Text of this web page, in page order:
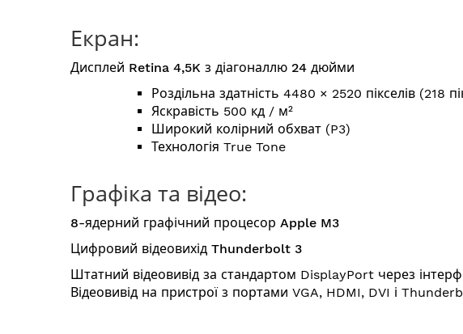
Екран:
Дисплей Retina 4,5K з діагоналлю 24 дюйми
Роздільна здатність 4480 × 2520 пікселів (218
Яскравість 500 кд / м²
Широкий колірний обхват (P3)
Технологія True Tone
Графіка та відео:
8-ядерний графічний процесор Apple M3
Цифровий відеовихід Thunderbolt 3
Штатний відеовивід за стандартом DisplayPort через
Відеовивід на пристрої з портами VGA, HDMI, DVI і